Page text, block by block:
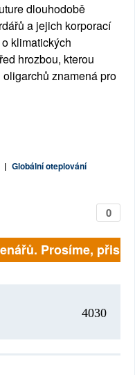
dlouhodobě
a jejich korporací
klimatických
hrozbou, kterou
znamená pro
| Globální oteplování
0
Prosíme,
4030